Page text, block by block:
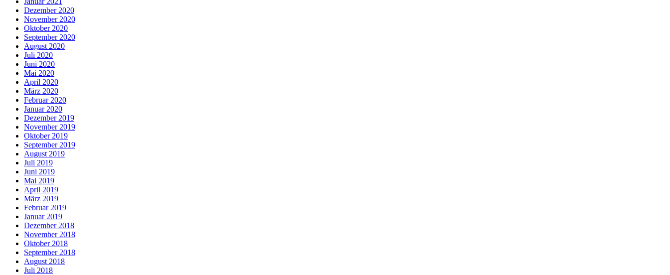
Dezember 2020
November 2020
Oktober 2020
September 2020
August 2020
Juli 2020
Juni 2020
Mai 2020
April 2020
März 2020
Februar 2020
Januar 2020
Dezember 2019
November 2019
Oktober 2019
September 2019
August 2019
Juli 2019
Juni 2019
Mai 2019
April 2019
März 2019
Februar 2019
Januar 2019
Dezember 2018
November 2018
Oktober 2018
September 2018
August 2018
Juli 2018